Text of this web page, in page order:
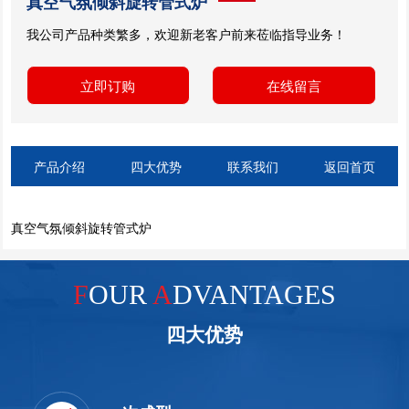
我公司产品种类繁多，欢迎新老客户前来莅临指导业务！
立即订购 在线留言
产品介绍 四大优势 联系我们 返回首页
真空气氛倾斜旋转管式炉
FOUR ADVANTAGES
四大优势